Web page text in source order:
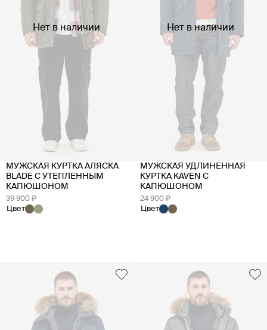
Нет в наличии
МУЖСКАЯ КУРТКА АЛЯСКА
BLADE С УТЕПЛЕННЫМ
КАПЮШОНОМ
39 900 ₽
Цвет
Нет в наличии
МУЖСКАЯ УДЛИНЕННАЯ
КУРТКА KAVEN С
КАПЮШОНОМ
24 900 ₽
Цвет